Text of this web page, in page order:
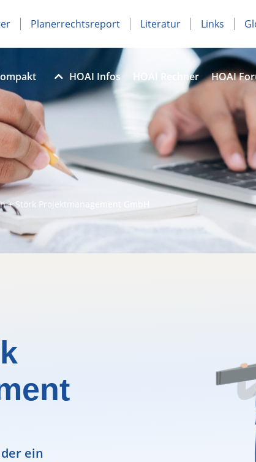
Planerrechtsreport Literatur Links
HOAI Infos HOAI Rechner HOAI
+ Störk Projektmanagement GmbH
ein